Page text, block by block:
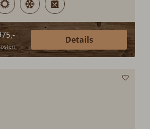
Wellnessbereich mit Sauna &
Details